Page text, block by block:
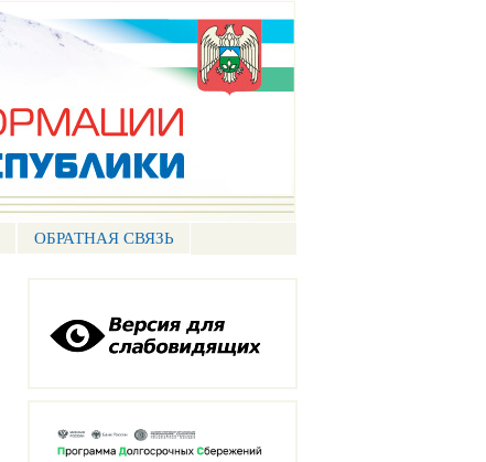
ОБРАТНАЯ СВЯЗЬ